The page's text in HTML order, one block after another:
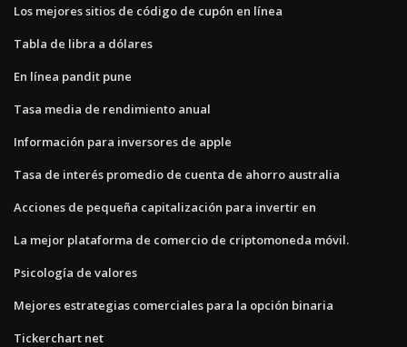
Los mejores sitios de código de cupón en línea
Tabla de libra a dólares
En línea pandit pune
Tasa media de rendimiento anual
Información para inversores de apple
Tasa de interés promedio de cuenta de ahorro australia
Acciones de pequeña capitalización para invertir en
La mejor plataforma de comercio de criptomoneda móvil.
Psicología de valores
Mejores estrategias comerciales para la opción binaria
Tickerchart net